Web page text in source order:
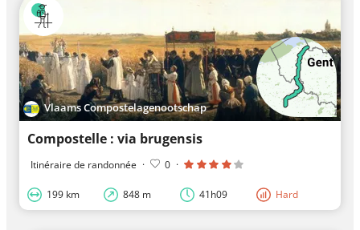
Vlaams Compostelagenootschap
Compostelle : via brugensis
Itinéraire de randonnée · 0 ·
199 km 848 m 41h09 Hard